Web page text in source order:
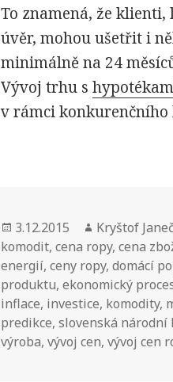
To znamená, že klienti,
úvěr, mohou ušetřit i
minimálně na 24
Vývoj trhu s
v rámci konkurenčního
Publikováno:
3.12.2015 Autor:
Kryštof
komodit,cena ropy,cena
energií,ceny ropy,domácí
produktu,ekonomický
inflace, investice, komodity,
predikce,slovenská národní
výroba,vývoj cen,vývoj cen